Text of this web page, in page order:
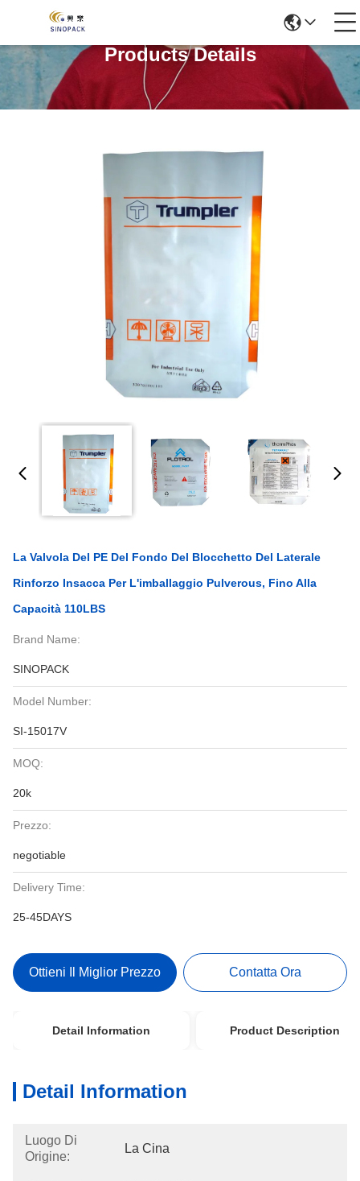
Products Details
La Valvola Del PE Del Fondo Del Blocchetto Del Laterale
Rinforzo Insacca Per L'imballaggio Pulverous, Fino Alla
Capacità 110LBS
Brand Name:
SINOPACK
Model Number:
SI-15017V
MOQ:
20k
Prezzo:
negotiable
Delivery Time:
25-45DAYS
Ottieni Il Miglior Prezzo Contatta Ora
Detail Information Product Description
Detail Information
Luogo Di
Origine:
La Cina